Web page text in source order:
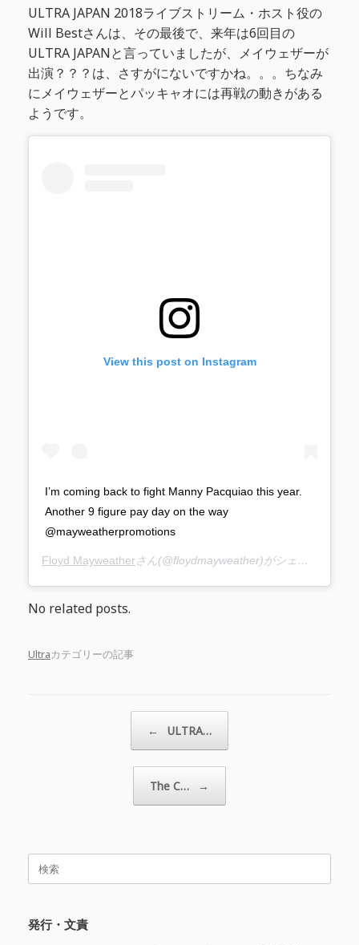
ULTRA JAPAN 2018ライブストリーム・ホスト役の
Will Bestさんは、その最後で、来年は6回目の
ULTRA JAPANと言っていましたが、メイウェザーが
出演？？？は、さすがにないですかね。。。ちなみ
にメイウェザーとパッキャオには再戦の動きがある
ようです。
View this post on Instagram
I’m coming back to fight Manny Pacquiao this year.
Another 9 figure pay day on the way
@mayweatherpromotions
Floyd Mayweatherさん(@floydmayweather)がシェアした投稿 –
No related posts.
Ultraカテゴリーの記事
← ULTRA…
The C… →
発行・文責